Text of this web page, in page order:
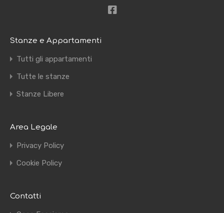
Stanze e Appartamenti
Tutti gli appartamenti
Tutte le stanze
Stanze Libere
Area Legale
Privacy Policy
Cookie Policy
Contatti